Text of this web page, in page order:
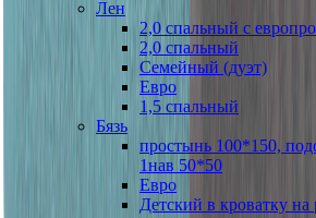
Лен
2,0 спальный с
2,0 спальный
Семейный (дуэт)
Евро
1,5 спальный
Бязь
простынь 100*150,
1нав 50*50
Евро
Детский в кроватку на